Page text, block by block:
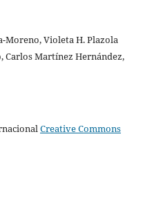
Moreno, Violeta H. Plazola
Carlos Martínez Hernández,
Creative Commons